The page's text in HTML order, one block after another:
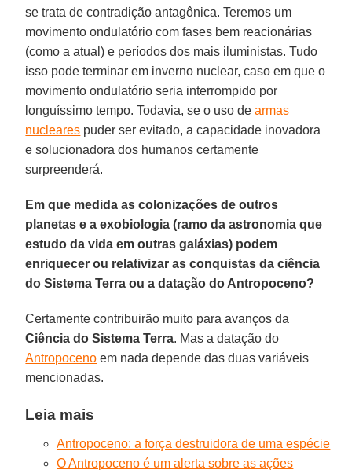
se trata de contradição antagônica. Teremos um
movimento ondulatório com fases bem reacionárias
(como a atual) e períodos dos mais iluministas. Tudo
isso pode terminar em inverno nuclear, caso em que o
movimento ondulatório seria interrompido por
longuíssimo tempo. Todavia, se o uso dearmas
nucleares puder ser evitado, a capacidade inovadora
e solucionadora dos humanos certamente
surpreenderá.
Em que medida as colonizações de outros
planetas e a exobiologia (ramo da astronomia que
estudo da vida em outras galáxias) podem
enriquecer ou relativizar as conquistas da ciência
do Sistema Terra ou a datação do Antropoceno?
Certamente contribuirão muito para avanços da
Ciência do Sistema Terra. Mas a datação do
Antropoceno em nada depende das duas variáveis
mencionadas.
Leia mais
Antropoceno: a força destruidora de uma espécie
O Antropoceno é um alerta sobre as ações